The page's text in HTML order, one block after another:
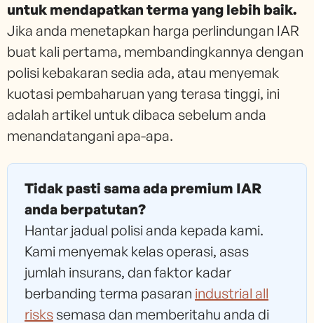
untuk mendapatkan terma yang lebih baik.
Jika anda menetapkan harga perlindungan IAR
buat kali pertama, membandingkannya dengan
polisi kebakaran sedia ada, atau menyemak
kuotasi pembaharuan yang terasa tinggi, ini
adalah artikel untuk dibaca sebelum anda
menandatangani apa-apa.
Tidak pasti sama ada premium IAR
anda berpatutan?
Hantar jadual polisi anda kepada kami.
Kami menyemak kelas operasi, asas
jumlah insurans, dan faktor kadar
berbanding terma pasaran industrial all
risks semasa dan memberitahu anda di